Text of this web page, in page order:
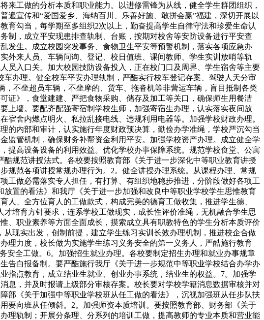
工做的分析本质和职业能力。以进修雷锋为从线，健全学生群团组织，
宣传和“爱国爱乡、海纳百川、乐善好施、敢拼会赢”福建，深切开展以
育勾当，每学期至多组织2次以上，勤奋提高学生自律守法和珍爱生命认
制，成立平安现患排查轨制、台账，按期对校舍等安防设备进行平安查
发生。成立校园突发事务、食物卫生平安等预警机制，落实各项应急办
外来人员、车辆问询、登记、校日值班、课间教师、学生实训放哨等轨
员入口关。加大校园技防设备投入，正在校门口及周界、学生宿舍等主要
办理。健全校车平安办理轨制，严酷实行校车登记存案、驾驶人天分审
，不坐超员车辆，不坐摩的、货车、拖沓机等非营运车辆，盲目抵制各类
证》，食堂建建、严把食物采购、储存及加工等关口，确保师生用餐洁
上墙。要配齐配强寄宿制学校生师，加强寄宿生办理，认实落实夜间放
舍内燃点明火、私拉乱接电线、违规利用电器等。加强学校财政办理。
的内部和审计，认实施行年度财政预决算，勤俭办学准绳，学校严沉勾当
监管机制，确保财务补帮资金利用平安。加强学校资产办理。成立健全学
提高设备设备的利用效益。优化学校办事保障系统。规范学校食堂、公寓
规范讲授法式。各校要按照教育部《关于进一步深化中等职业教育讲授
规范各项讲授常规办理行为。2。健全讲授办理系统。从课程办理、常规
工做必需落实专人担任，有打算、有组织地稳步推进，分阶段做好各项工
置的看法》和我厅《关于进一步加强和改良中等职业学校学生思惟教育
、全方位育人的工做款式，构成完美的德育工做收集，推进学生德、
培育方针要求，连系学校工做现实，成长性评价准绳，无机融合学生思
、职业素养等方面全面成长，摸索成立具有职教特色的学生分析本质评价
现实出发，创制前提，建立学生练习实训长效办理机制，推进校企合做
理力度，校长做为实施学生练习义务安全的第一义务人，严酷施行教育
安全工做。6。加强招生就业办理。各校要制定招生办理和就业办事规章
告白报备制。要严酷施行我厅《关于进一步规范中等职业学校结合办学办
指点教育，成立结业生就业、创业办事系统，结业生的权益。7。加强学
息，并及时报请上级部分审核存案。校长要对学校学籍消息数据审核并对
部《关于加强中等职业学校班从任工做的看法》，沉视加强班从任步队扶
要向班从任倾斜。2。加强师资本质培训。要按照教育部、财务部《关于
理轨制；开展分条理、分系列的培训工做，提高教师的专业本质和营业能